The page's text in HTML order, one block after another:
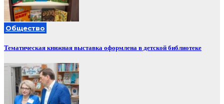
Общество
Тематическая книжная выставка оформлена в детской библиотеке